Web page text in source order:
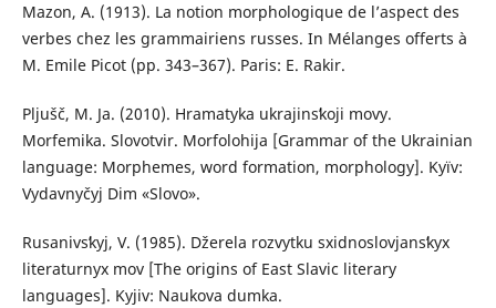
Mazon, A. (1913). La notion morphologique de l’aspect des
verbes chez les grammairiens russes. In Mélanges offerts à
M. Emile Picot (pp. 343–367). Paris: E. Rakir.
Pljušč, M. Ja. (2010). Hramatyka ukrajinsʹkoji movy.
Morfemika. Slovotvir. Morfolohija [Grammar of the Ukrainian
language: Morphemes, word formation, morphology]. Kyïv:
Vydavnyčyj Dim «Slovo».
Rusanivsʹkyj, V. (1985). Džerela rozvytku sxidnoslovjansʹkyx
literaturnyx mov [The origins of East Slavic literary
languages]. Kyjiv: Naukova dumka.